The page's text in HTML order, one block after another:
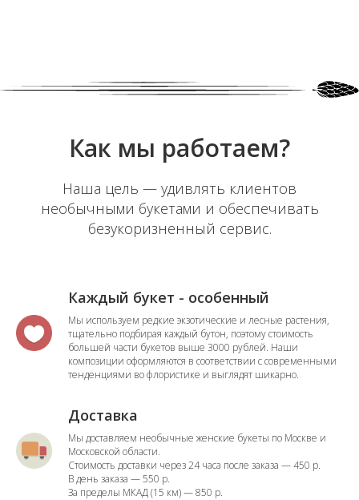
Как мы работаем?
Наша цель — удивлять клиентов
необычными букетами и обеспечивать
безукоризненный сервис.
Каждый букет - особенный
Мы используем редкие экзотические и лесные растения,
тщательно подбирая каждый бутон, поэтому стоимость
большей части букетов выше 3000 рублей. Наши
композиции оформляются в соответствии с современными
тенденциями во флористике и выглядят шикарно.
Доставка
Мы доставляем необычные женские букеты по Москве и
Московской области.
Стоимость доставки через 24 часа после заказа — 450 р.
В день заказа — 550 р.
За пределы МКАД (15 км) — 850 р.